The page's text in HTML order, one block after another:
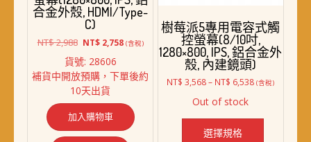
合金外殼, HDMI/Type-
C)
NT$2,988 原
價
格：
NT$ 2,988。
NT$2,758目
格：
(含稅)
貨號: 28606
補貨中開放預購，下單後約
10天出貨
加入購物車
樹莓派5專用電容式觸
控螢幕(8/10吋,
1280×800, IPS, 鋁合金外
殼, 內建鏡頭)
NT$ 3,568– NT$ 6,538價
圍：
(含稅)
Out of stock
選擇規格